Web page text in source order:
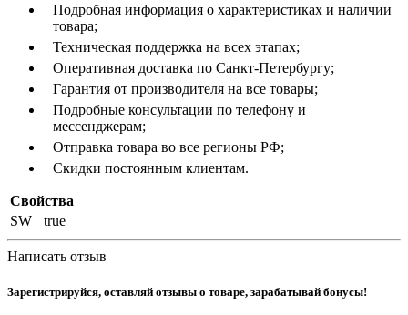
Подробная информация о характеристиках и наличии
товара;
Техническая поддержка на всех этапах;
Оперативная доставка по Санкт-Петербургу;
Гарантия от производителя на все товары;
Подробные консультации по телефону и
мессенджерам;
Отправка товара во все регионы РФ;
Скидки постоянным клиентам.
Свойства
SW
true
Написать отзыв
Зарегистрируйся, оставляй отзывы о товаре, зарабатывай бонусы!